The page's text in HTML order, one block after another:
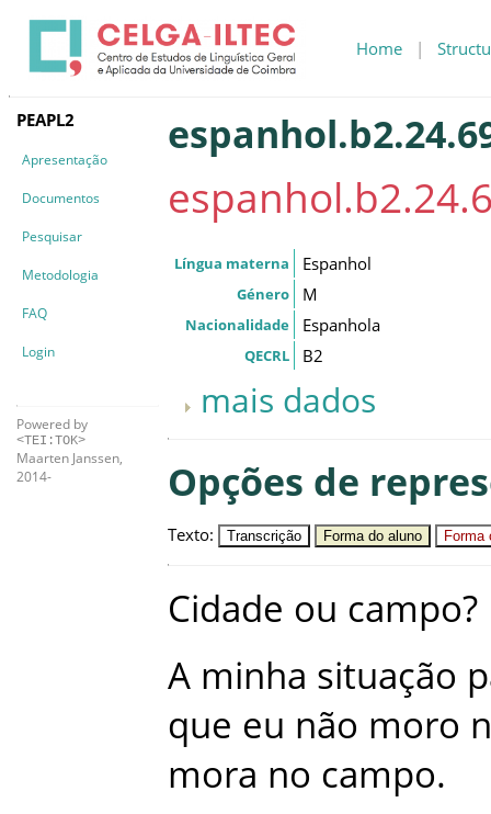
Home |
PEAPL2
Apresentação
Documentos
Pesquisar
Metodologia
FAQ
Login
Powered by
<TEI:TOK>
Maarten Janssen,
2014-
Língua materna Espanhol
Género M
Nacionalidade Espanhola
QECRL B2
mais dados
Opções de
Texto: Transcrição Forma do aluno Forma
Cidade ou campo?
A minha situação
que eu não moro
mora no campo.